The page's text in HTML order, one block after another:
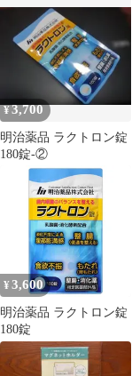
¥3,700
明治薬品 ラクトロン錠
180錠-②
¥ 3,600
明治薬品 ラクトロン錠
180錠